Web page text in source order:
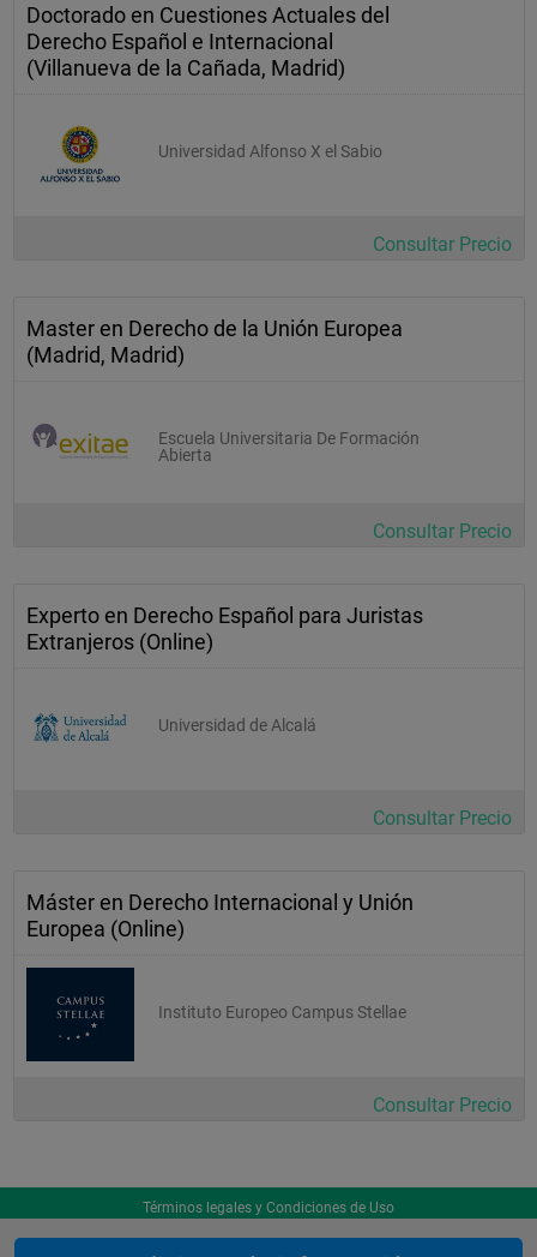
Doctorado en Cuestiones Actuales del
Derecho Español e Internacional
(Villanueva de la Cañada, Madrid)
Universidad Alfonso X el Sabio
Consultar Precio
Master en Derecho de la Unión Europea
(Madrid, Madrid)
Escuela Universitaria De Formación
Abierta
Consultar Precio
Experto en Derecho Español para Juristas
Extranjeros (Online)
Universidad de Alcalá
Consultar Precio
Máster en Derecho Internacional y Unión
Europea (Online)
Instituto Europeo Campus Stellae
Consultar Precio
Términos legales y Condiciones de Uso